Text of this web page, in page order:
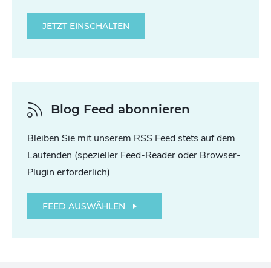
JETZT EINSCHALTEN
Blog Feed abonnieren
Bleiben Sie mit unserem RSS Feed stets auf dem
Laufenden (spezieller Feed-Reader oder Browser-
Plugin erforderlich)
FEED AUSWÄHLEN